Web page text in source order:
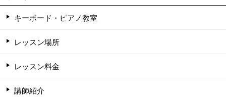
キーボード・ピアノ教室
レッスン場所
レッスン料金
講師紹介